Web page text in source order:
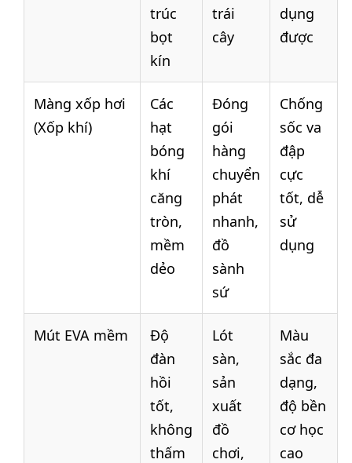
trúc
bọt
kín
trái
cây
dụng
được
Màng xốp hơi
(Xốp khí)
Các
hạt
bóng
khí
căng
tròn,
mềm
dẻo
Đóng
gói
hàng
chuyển
phát
nhanh,
đồ
sành
sứ
Chống
sốc va
đập
cực
tốt, dễ
sử
dụng
Mút EVA mềm
Độ
đàn
hồi
tốt,
không
thấm
Lót
sàn,
sản
xuất
đồ
chơi,
Màu
sắc đa
dạng,
độ bền
cơ học
cao